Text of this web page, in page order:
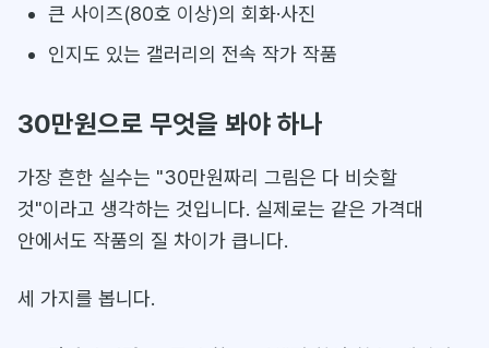
큰 사이즈(80호 이상)의 회화·사진
인지도 있는 갤러리의 전속 작가 작품
30만원으로 무엇을 봐야 하나
가장 흔한 실수는 "30만원짜리 그림은 다 비슷할
것"이라고 생각하는 것입니다. 실제로는 같은 가격대
안에서도 작품의 질 차이가 큽니다.
세 가지를 봅니다.